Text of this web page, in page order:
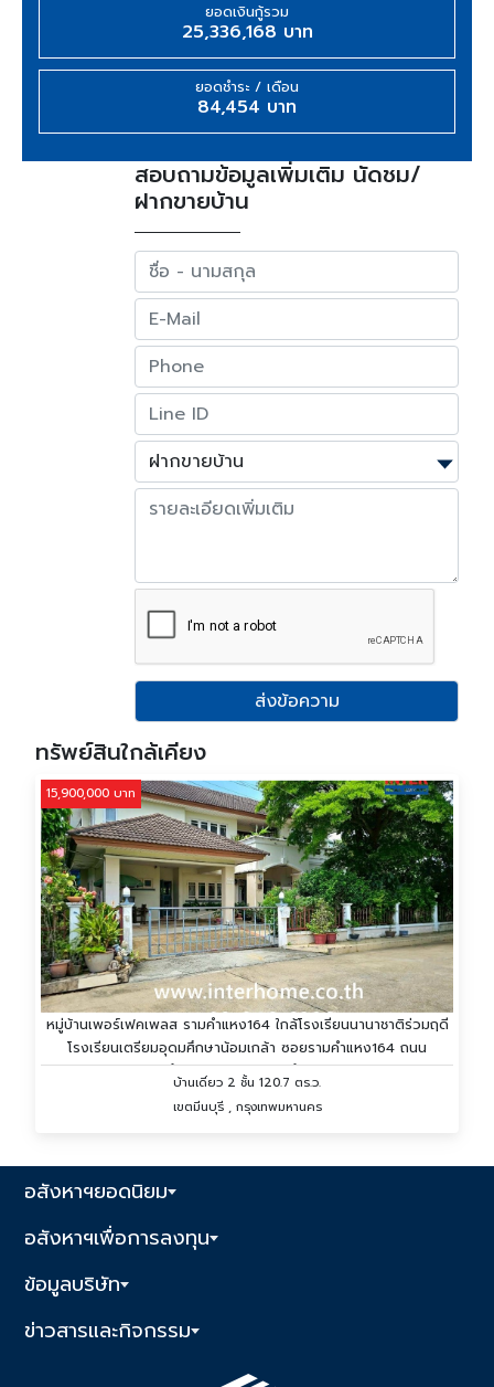
ยอดเงินกู้รวม
25,336,168 บาท
ยอดชำระ / เดือน
84,454 บาท
สอบถามข้อมูลเพิ่มเติม นัดชม/
ฝากขายบ้าน
ส่งข้อความ
ทรัพย์สินใกล้เคียง
15,900,000 บาท
หมู่บ้านเพอร์เฟคเพลส รามคำแหง164 ใกล้โรงเรียนนานาชาติร่วมฤดี
โรงเรียนเตรียมอุดมศึกษาน้อมเกล้า ซอยรามคำแหง164 ถนน
รามคำแหง ถนนซอยรามคำแหง164
บ้านเดี่ยว 2 ชั้น 120.7 ตร.ว.
เขตมีนบุรี , กรุงเทพมหานคร
อสังหาฯยอดนิยม
อสังหาฯเพื่อการลงทุน
ข้อมูลบริษัท
ข่าวสารและกิจกรรม